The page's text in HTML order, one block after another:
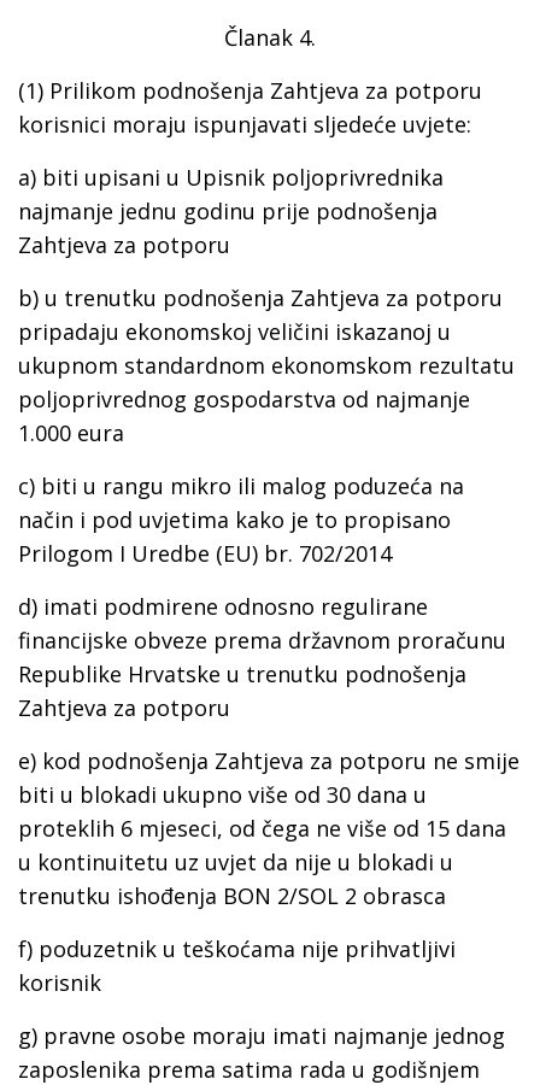
Članak 4.
(1) Prilikom podnošenja Zahtjeva za potporu
korisnici moraju ispunjavati sljedeće uvjete:
a) biti upisani u Upisnik poljoprivrednika
najmanje jednu godinu prije podnošenja
Zahtjeva za potporu
b) u trenutku podnošenja Zahtjeva za potporu
pripadaju ekonomskoj veličini iskazanoj u
ukupnom standardnom ekonomskom rezultatu
poljoprivrednog gospodarstva od najmanje
1.000 eura
c) biti u rangu mikro ili malog poduzeća na
način i pod uvjetima kako je to propisano
Prilogom I Uredbe (EU) br. 702/2014
d) imati podmirene odnosno regulirane
financijske obveze prema državnom proračunu
Republike Hrvatske u trenutku podnošenja
Zahtjeva za potporu
e) kod podnošenja Zahtjeva za potporu ne smije
biti u blokadi ukupno više od 30 dana u
proteklih 6 mjeseci, od čega ne više od 15 dana
u kontinuitetu uz uvjet da nije u blokadi u
trenutku ishođenja BON 2/SOL 2 obrasca
f) poduzetnik u teškoćama nije prihvatljivi
korisnik
g) pravne osobe moraju imati najmanje jednog
zaposlenika prema satima rada u godišnjem